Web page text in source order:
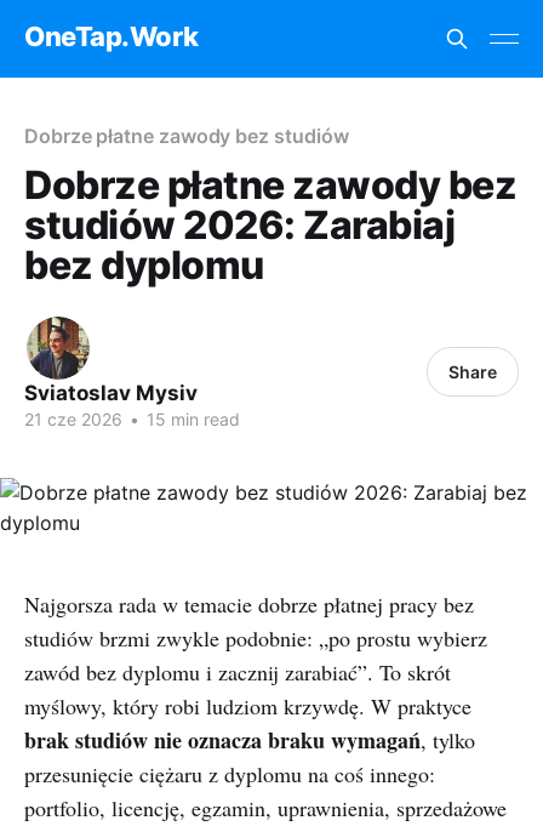
OneTap.Work
Dobrze płatne zawody bez studiów
Dobrze płatne zawody bez
studiów 2026: Zarabiaj
bez dyplomu
Sviatoslav Mysiv
21 cze 2026 • 15 min read
Share
Najgorsza rada w temacie dobrze płatnej pracy bez
studiów brzmi zwykle podobnie: „po prostu wybierz
zawód bez dyplomu i zacznij zarabiać”. To skrót
myślowy, który robi ludziom krzywdę. W praktyce
brak studiów nie oznacza braku wymagań, tylko
przesunięcie ciężaru z dyplomu na coś innego:
portfolio, licencję, egzamin, uprawnienia, sprzedażowe